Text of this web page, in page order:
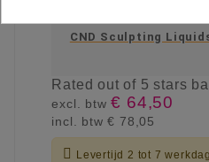
CND Sculpting
Ratedout of 5 stars
excl. btw€ 64,50
incl. btw€ 78,05
 Levertijd 2 tot 7